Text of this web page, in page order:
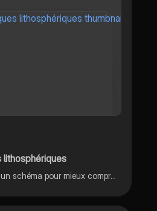
lithosphériques
Définition,nombre et un schéma pour mieux comprendre